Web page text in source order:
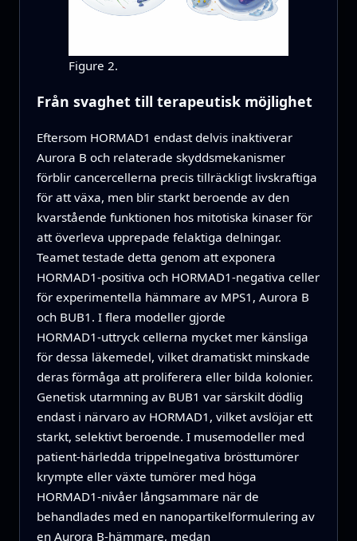
Figure 2.
Från svaghet till terapeutisk möjlighet
Eftersom HORMAD1 endast delvis inaktiverar
Aurora B och relaterade skyddsmekanismer
förblir cancercellerna precis tillräckligt livskraftiga
för att växa, men blir starkt beroende av den
kvarstående funktionen hos mitotiska kinaser för
att överleva upprepade felaktiga delningar.
Teamet testade detta genom att exponera
HORMAD1‑positiva och HORMAD1‑negativa celler
för experimentella hämmare av MPS1, Aurora B
och BUB1. I flera modeller gjorde
HORMAD1‑uttryck cellerna mycket mer känsliga
för dessa läkemedel, vilket dramatiskt minskade
deras förmåga att proliferera eller bilda kolonier.
Genetisk utarmning av BUB1 var särskilt dödlig
endast i närvaro av HORMAD1, vilket avslöjar ett
starkt, selektivt beroende. I musemodeller med
patient‑härledda trippelnegativa brösttumörer
krympte eller växte tumörer med höga
HORMAD1‑nivåer långsammare när de
behandlades med en nanopartikelformulering av
en Aurora B‑hämmare, medan